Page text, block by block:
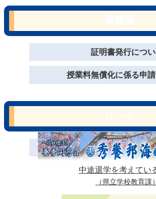
証明書発行につ
授業料無償化に係る申
中途退学を考えてい
（県立学校教育課）